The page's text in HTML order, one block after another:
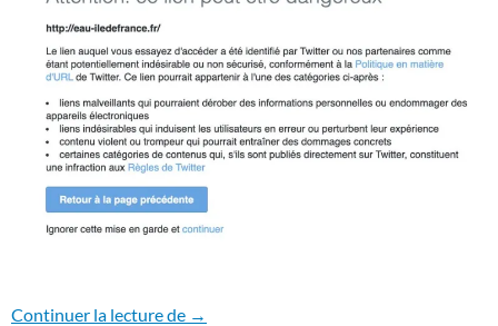
Continuer la lecture de La Coordination EAU Île-de-France
→